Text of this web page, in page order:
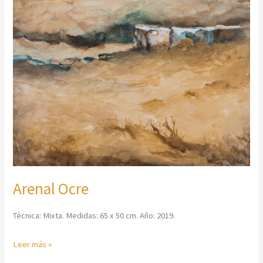
Arenal Ocre
Técnica: Mixta. Medidas: 65 x 50 cm. Año: 2019.
Ocre
Leer más »